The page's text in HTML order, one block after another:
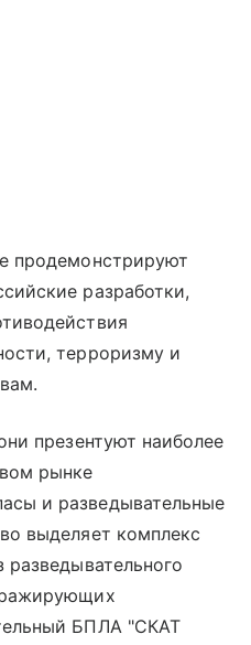
продемонстрируют
разработки,
терроризму и
презентуют наиболее
рынке
и разведывательные
выделяет комплекс
БПЛА "СКАТ